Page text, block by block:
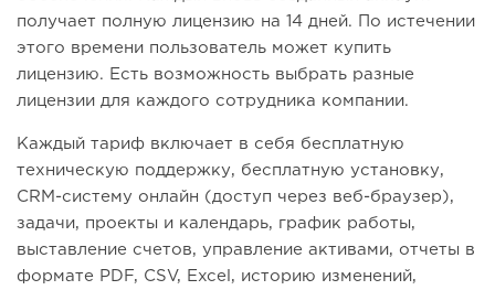
получает полную лицензию на 14 дней. По истечении
этого времени пользователь может купить
лицензию. Есть возможность выбрать разные
лицензии для каждого сотрудника компании.
Каждый тариф включает в себя бесплатную
техническую поддержку, бесплатную установку,
CRM-систему онлайн (доступ через веб-браузер),
задачи, проекты и календарь, график работы,
выставление счетов, управление активами, отчеты в
формате PDF, CSV, Excel, историю изменений,